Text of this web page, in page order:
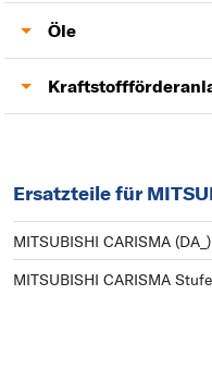
Zweimassenschwungrad
Lambdasonde
Öle
Motoröl
Ersatzteile für
MITSUBISHI CARISMA (DA_)
MITSUBISHI CARISMA